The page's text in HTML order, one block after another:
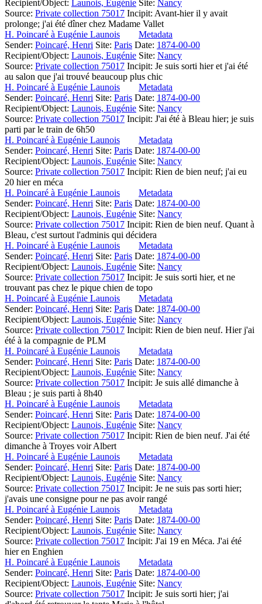
Recipient/Object: Launois, Eugénie Site: Nancy
Source: Private collection 75017 Incipit: Avant-hier il y avait
prolonge; j'ai été dîner chez Madame Vallet
H. Poincaré à Eugénie Launois
Metadata
Sender: Poincaré, Henri Site: Paris Date: 1874-00-00
Recipient/Object: Launois, Eugénie Site: Nancy
Source: Private collection 75017 Incipit: Je suis sorti hier et j'ai été
au salon que j'ai trouvé beaucoup plus chic
H. Poincaré à Eugénie Launois
Metadata
Sender: Poincaré, Henri Site: Paris Date: 1874-00-00
Recipient/Object: Launois, Eugénie Site: Nancy
Source: Private collection 75017 Incipit: J'ai été à Bleau hier; je suis
parti par le train de 6h50
H. Poincaré à Eugénie Launois
Metadata
Sender: Poincaré, Henri Site: Paris Date: 1874-00-00
Recipient/Object: Launois, Eugénie Site: Nancy
Source: Private collection 75017 Incipit: Rien de bien neuf; j'ai eu
20 hier en méca
H. Poincaré à Eugénie Launois
Metadata
Sender: Poincaré, Henri Site: Paris Date: 1874-00-00
Recipient/Object: Launois, Eugénie Site: Nancy
Source: Private collection 75017 Incipit: Rien de bien neuf. Quant à
Bleau, c'est surtout l'adminis qui décidera
H. Poincaré à Eugénie Launois
Metadata
Sender: Poincaré, Henri Site: Paris Date: 1874-00-00
Recipient/Object: Launois, Eugénie Site: Nancy
Source: Private collection 75017 Incipit: Je suis sorti hier, et ne
trouvant pas chez le pique chien de topo
H. Poincaré à Eugénie Launois
Metadata
Sender: Poincaré, Henri Site: Paris Date: 1874-00-00
Recipient/Object: Launois, Eugénie Site: Nancy
Source: Private collection 75017 Incipit: Rien de bien neuf. Hier j'ai
été à la compagnie de PLM
H. Poincaré à Eugénie Launois
Metadata
Sender: Poincaré, Henri Site: Paris Date: 1874-00-00
Recipient/Object: Launois, Eugénie Site: Nancy
Source: Private collection 75017 Incipit: Je suis allé dimanche à
Bleau ; je suis parti à 8h40
H. Poincaré à Eugénie Launois
Metadata
Sender: Poincaré, Henri Site: Paris Date: 1874-00-00
Recipient/Object: Launois, Eugénie Site: Nancy
Source: Private collection 75017 Incipit: Rien de bien neuf. J'ai été
dimanche à Troyes voir Albert
H. Poincaré à Eugénie Launois
Metadata
Sender: Poincaré, Henri Site: Paris Date: 1874-00-00
Recipient/Object: Launois, Eugénie Site: Nancy
Source: Private collection 75017 Incipit: Je ne suis pas sorti hier;
j'avais une consigne pour ne pas avoir rangé
H. Poincaré à Eugénie Launois
Metadata
Sender: Poincaré, Henri Site: Paris Date: 1874-00-00
Recipient/Object: Launois, Eugénie Site: Nancy
Source: Private collection 75017 Incipit: J'ai 19 en Méca. J'ai été
hier en Enghien
H. Poincaré à Eugénie Launois
Metadata
Sender: Poincaré, Henri Site: Paris Date: 1874-00-00
Recipient/Object: Launois, Eugénie Site: Nancy
Source: Private collection 75017 Incipit: Je suis sorti hier; j'ai